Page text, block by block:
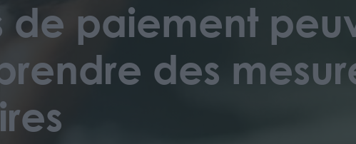
de paiement
des